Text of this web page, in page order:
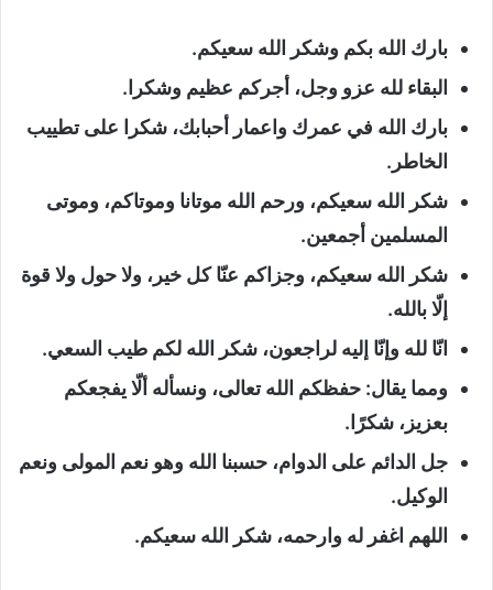
بارك الله بكم وشكر الله سعيكم.
البقاء لله عزو وجل، أجركم عظيم وشكرا.
بارك الله في عمرك واعمار أحبابك، شكرا على تطييب
الخاطر.
شكر الله سعيكم، ورحم الله موتانا وموتاكم، وموتى
المسلمين أجمعين.
شكر الله سعيكم، وجزاكم عنّا كل خير، ولا حول ولا قوة
إلّا بالله.
انّا لله وإنّا إليه لراجعون، شكر الله لكم طيب السعي.
ومما يقال: حفظكم الله تعالى، ونسأله ألّا يفجعكم
بعزيز، شكرًا.
جل الدائم على الدوام، حسبنا الله وهو نعم المولى ونعم
الوكيل.
اللهم اغفر له وارحمه، شكر الله سعيكم.